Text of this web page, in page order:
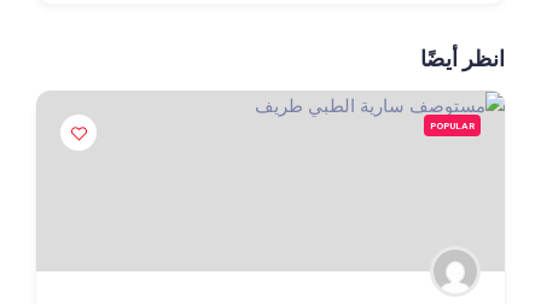
انظر أيضًا
POPULAR